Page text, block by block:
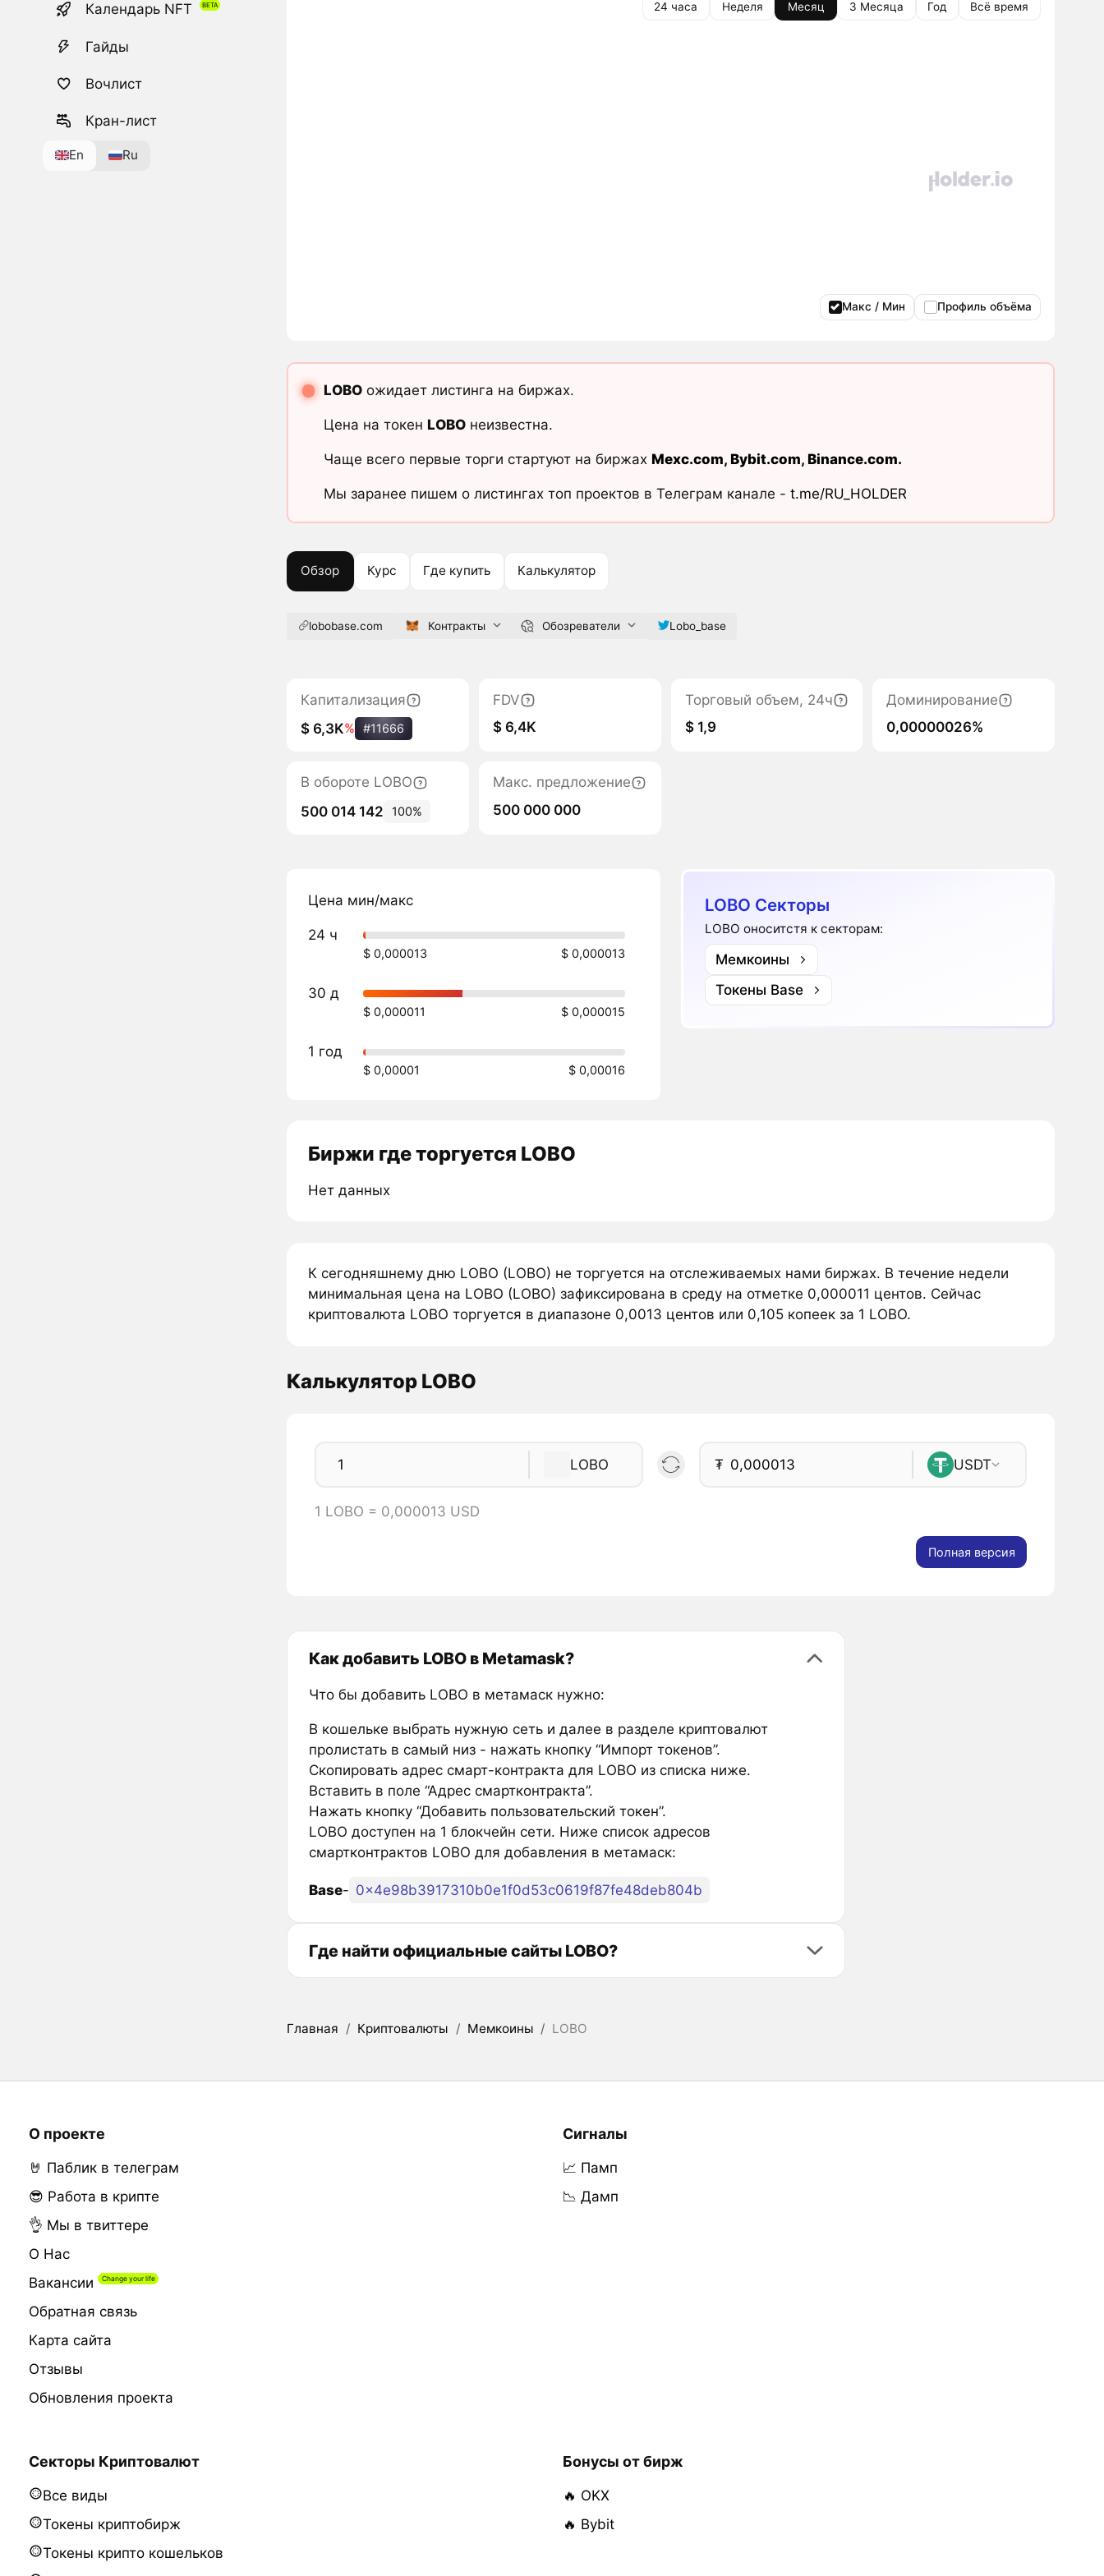
Календарь NFT
Гайды
Вочлист
Кран-лист
En Ru
24 часа Неделя Месяц 3 Месяца Год Всё время
Макс / Мин Профиль объёма
LOBOожидает листинга на биржах.
Цена на токен LOBOнеизвестна.
Чаще всего первые торги стартуют на биржах Mexc.com, Bybit.com, Binance.com.
Мы заранее пишем о листингах топ проектов в Телеграм канале - t.me/RU_HOLDER
Обзор Курс Где купить Калькулятор
lobobase.com Контракты Обозреватели Lobo_base
Капитализация
$ 6,3K% #11666
FDV
$ 6,4K
Торговый объем, 24ч
$ 1,9
Доминирование
0,00000026%
В обороте LOBO
500 014 142
100%
Макс. предложение
500 000 000
Цена мин/макс
24 ч
$ 0,000013 $ 0,000013
30 д
$ 0,000011 $ 0,000015
1 год
$ 0,00001 $ 0,00016
LOBO Секторы
LOBO оноситстя к секторам:
Мемкоины
Токены Base
Биржи где торгуется LOBO
Нет данных
К сегодняшнему дню LOBO (LOBO) не торгуется на отслеживаемых нами биржах. В течение недели
минимальная цена на LOBO (LOBO) зафиксирована в среду на отметке 0,000011 центов. Сейчас
криптовалюта LOBO торгуется в диапазоне 0,0013 центов или 0,105 копеек за 1 LOBO.
Калькулятор LOBO
LOBO ₮ USDT
1 LOBO = 0,000013 USD
Полная версия
Как добавить LOBO в Metamask?
Что бы добавить LOBO в метамаск нужно:
В кошельке выбрать нужную сеть и далее в разделе криптовалют
пролистать в самый низ - нажать кнопку “Импорт токенов”.
Скопировать адрес смарт-контракта для LOBO из списка ниже.
Вставить в поле “Адрес смартконтракта”.
Нажать кнопку “Добавить пользовательский токен”.
LOBO доступен на 1 блокчейн сети. Ниже список адресов
смартконтрактов LOBO для добавления в метамаск:
Base- 0x4e98b3917310b0e1f0d53c0619f87fe48deb804b
Где найти официальные сайты LOBO?
Главная / Криптовалюты / Мемкоины / LOBO
О проекте
🤘 Паблик в телеграм
😎 Работа в крипте
👌 Мы в твиттере
О Нас
Вакансии
Обратная связь
Карта сайта
Отзывы
Обновления проекта
Сигналы
📈 Памп
📉 Дамп
Секторы Криптовалют
Все виды
Токены криптобирж
Токены крипто кошельков
Бонусы от бирж
🔥 OKX
🔥 Bybit